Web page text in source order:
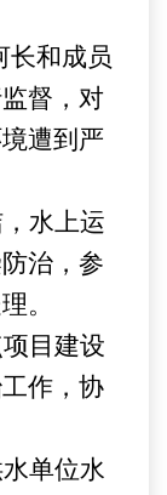
长和成员
督，对
遭到严
水上运
治，参
。
目建设
工作，协
单位水